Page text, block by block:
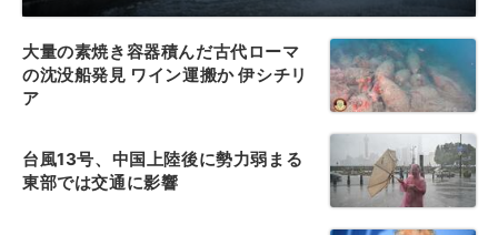
大量の素焼き容器積んだ古代ローマ
の沈没船発見 ワイン運搬か 伊シチリ
ア
台風13号、中国上陸後に勢力弱まる
東部では交通に影響